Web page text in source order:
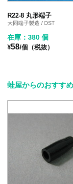
R22-8 丸形端子
大同端子製造 / DST
在庫：380 個
¥58/個（税抜）
蛙屋からのおすすめ